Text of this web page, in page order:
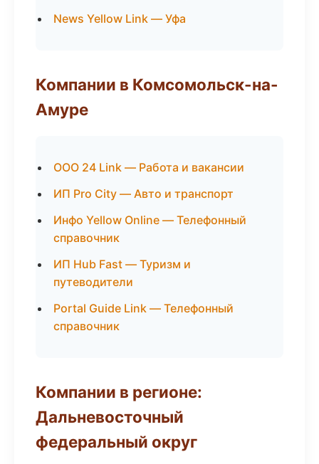
News Yellow Link — Уфа
Компании в Комсомольск-на-
Амуре
ООО 24 Link — Работа и вакансии
ИП Pro City — Авто и транспорт
Инфо Yellow Online — Телефонный
справочник
ИП Hub Fast — Туризм и
путеводители
Portal Guide Link — Телефонный
справочник
Компании в регионе:
Дальневосточный
федеральный округ